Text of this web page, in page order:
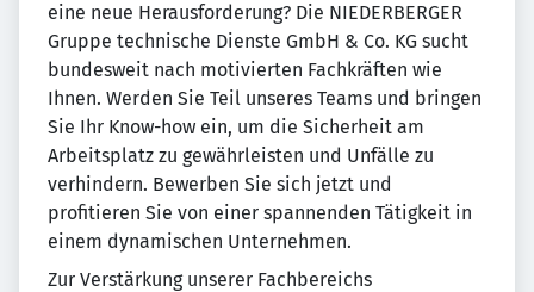
eine neue Herausforderung? Die NIEDERBERGER
Gruppe technische Dienste GmbH & Co. KG sucht
bundesweit nach motivierten Fachkräften wie
Ihnen. Werden Sie Teil unseres Teams und bringen
Sie Ihr Know-how ein, um die Sicherheit am
Arbeitsplatz zu gewährleisten und Unfälle zu
verhindern. Bewerben Sie sich jetzt und
profitieren Sie von einer spannenden Tätigkeit in
einem dynamischen Unternehmen.
Zur Verstärkung unserer Fachbereichs